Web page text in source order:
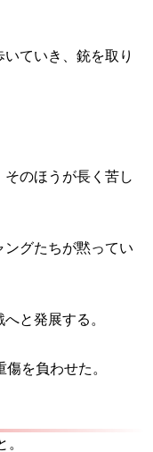
ていき、銃を取り
のほうが長く苦し
グたちが黙ってい
と発展する。
を負わせた。